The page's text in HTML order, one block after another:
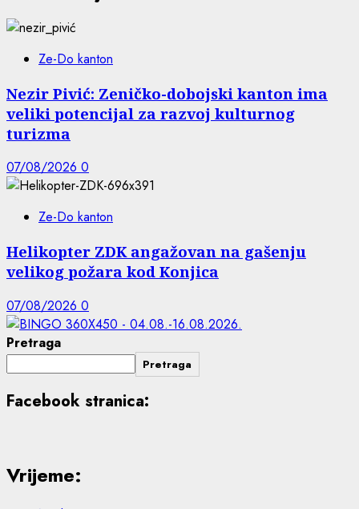
Ze-Do kanton
Nezir Pivić: Zeničko-dobojski kanton ima
veliki potencijal za razvoj kulturnog
turizma
07/08/2026 0
Ze-Do kanton
Helikopter ZDK angažovan na gašenju
velikog požara kod Konjica
07/08/2026 0
Pretraga
Pretraga
Facebook stranica:
Vrijeme: